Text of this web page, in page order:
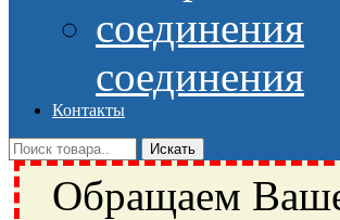
соединения
Контакты
Обращаем